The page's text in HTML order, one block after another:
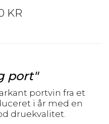
KR
port"
portvin fra et
i år med en
druekvalitet.